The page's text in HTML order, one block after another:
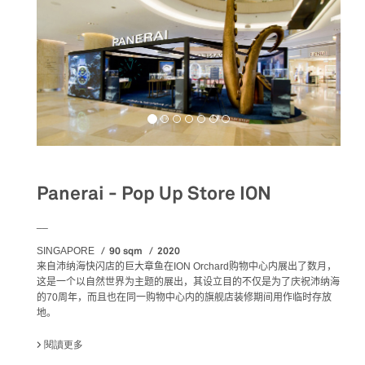
Panerai - Pop Up Store ION
SINGAPORE 90 sqm 2020
来自沛纳海快闪店的巨大章鱼在ION Orchard购物中心内展出了数月，
这是一个以自然世界为主题的展出，其设立目的不仅是为了庆祝沛纳海
的70周年，而且也在同一购物中心内的旗舰店装修期间用作临时存放
地。
閱讀更多